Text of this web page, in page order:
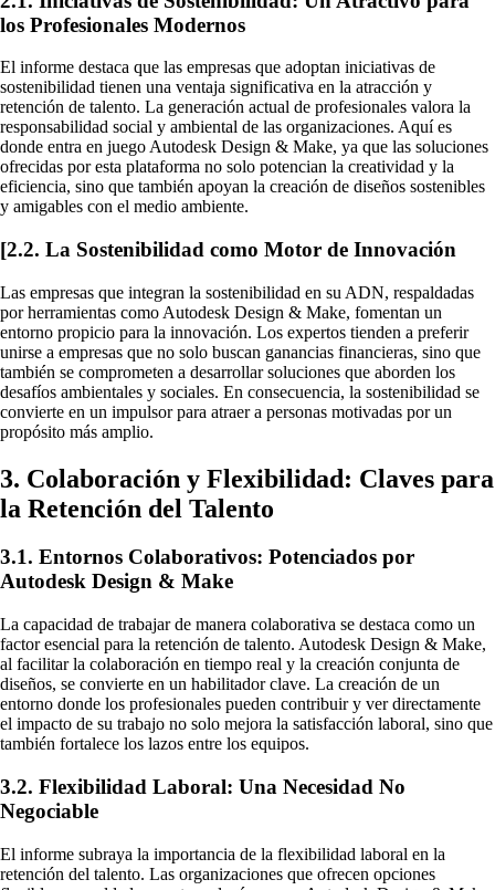
los Profesionales Modernos
El informe destaca que las empresas que adoptan iniciativas de
sostenibilidad tienen una ventaja significativa en la atracción y
retención de talento. La generación actual de profesionales valora la
responsabilidad social y ambiental de las organizaciones. Aquí es
donde entra en juego Autodesk Design & Make, ya que las soluciones
ofrecidas por esta plataforma no solo potencian la creatividad y la
eficiencia, sino que también apoyan la creación de diseños sostenibles
y amigables con el medio ambiente.
[2.2. La Sostenibilidad como Motor de Innovación
Las empresas que integran la sostenibilidad en su ADN, respaldadas
por herramientas como Autodesk Design & Make, fomentan un
entorno propicio para la innovación. Los expertos tienden a preferir
unirse a empresas que no solo buscan ganancias financieras, sino que
también se comprometen a desarrollar soluciones que aborden los
desafíos ambientales y sociales. En consecuencia, la sostenibilidad se
convierte en un impulsor para atraer a personas motivadas por un
propósito más amplio.
3. Colaboración y Flexibilidad: Claves para
la Retención del Talento
3.1. Entornos Colaborativos: Potenciados por
Autodesk Design & Make
La capacidad de trabajar de manera colaborativa se destaca como un
factor esencial para la retención de talento. Autodesk Design & Make,
al facilitar la colaboración en tiempo real y la creación conjunta de
diseños, se convierte en un habilitador clave. La creación de un
entorno donde los profesionales pueden contribuir y ver directamente
el impacto de su trabajo no solo mejora la satisfacción laboral, sino que
también fortalece los lazos entre los equipos.
3.2. Flexibilidad Laboral: Una Necesidad No
Negociable
El informe subraya la importancia de la flexibilidad laboral en la
retención del talento. Las organizaciones que ofrecen opciones